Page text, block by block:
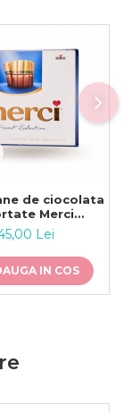
de ciocolata
Merci
250 gr
Lei
IN COS